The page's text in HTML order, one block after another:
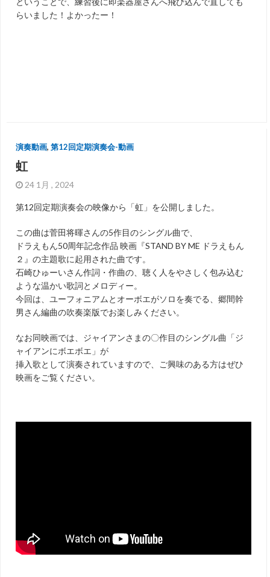
らいました！よかったー！
演奏動画, 第12回定期演奏会-動画
虹
24 1月 , 2024
第12回定期演奏会の映像から「虹」を公開しました。
この曲は菅田将暉さんの5作目のシングル曲で、
ドラえもん50周年記念作品 映画『STAND BY ME ドラえもん
２』の主題歌に起用された曲です。
石崎ひゅーいさん作詞・作曲の、聴く人をやさしく包み込む
ような温かい歌詞とメロディー。
今回は、ユーフォニアムとオーボエがソロを奏でる、郷間幹
男さん編曲の吹奏楽版でお楽しみください。
なお同映画では、ジャイアンさまの〇作目のシングル曲「ジ
ャイアンにボエボエ」が
挿入歌として演奏されていますので、ご興味のある方はぜひ
映画をご覧ください。